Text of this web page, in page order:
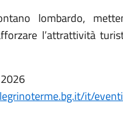
lombardo,
l’attrattività
it/eventi